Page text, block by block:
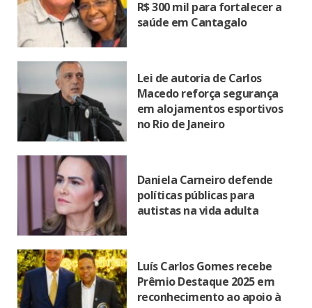
R$ 300 mil para fortalecer a
saúde em Cantagalo
Lei de autoria de Carlos
Macedo reforça segurança
em alojamentos esportivos
no Rio de Janeiro
Daniela Carneiro defende
políticas públicas para
autistas na vida adulta
Luís Carlos Gomes recebe
Prêmio Destaque 2025 em
reconhecimento ao apoio à